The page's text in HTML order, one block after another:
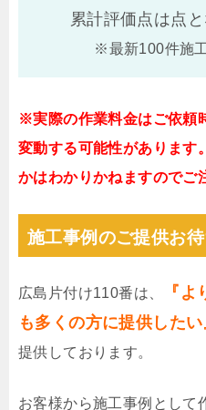
累計評価点は点
※最新100件施
※実際の作業料金はご依頼
変動する可能性があります
かはわかりかねますのでご
施工事例のご提供お
広島片付け110番は、
『
も多くの方に提供したい
提供しております。
お客様から施工事例として